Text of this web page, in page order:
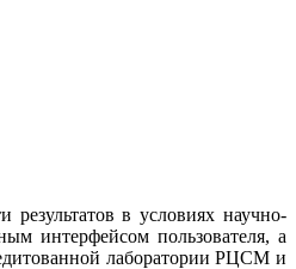
в условиях научно-
интерфейсом пользователя, а
лаборатории РЦСМ и